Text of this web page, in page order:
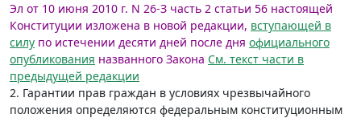
Эл от 10 июня 2010 г. N 26-З часть 2 статьи 56 настоящей
Конституции изложена в новой редакции, вступающей в
силу по истечении десяти дней после дня официального
опубликования названного Закона См. текст части в
предыдущей редакции
2. Гарантии прав граждан в условиях чрезвычайного
положения определяются федеральным конституционным